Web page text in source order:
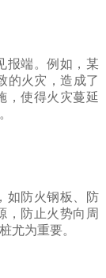
报端。例如，某
的火灾，造成了
，使得火灾蔓延
如防火钢板、防
，防止火势向周
尤为重要。